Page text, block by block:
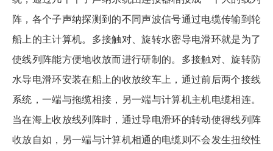
阵，各个子声纳探测到的不同声波信号通过电缆传输到轮
船上的主计算机。多接触对、旋转水密导电滑环就是为了
使线列阵能方便地收放而进行研制的。多接触对、旋转防
水导电滑环安装在船上的收放绞车上，通过前后两个接线
系统，一端与拖缆相接，另一端与计算机主机电缆相连。
当在海上收放线列阵时，通过导电滑环的转动使得线列阵
收放自如，另一端与计算机相通的电缆则不会发生扭绞性